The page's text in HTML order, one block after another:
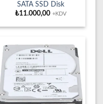
SATA SSD Disk
₺11.000,00 +KDV